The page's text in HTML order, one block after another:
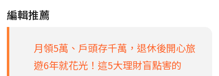
編輯推薦
月領5萬、戶頭存千萬，退休後開心旅
遊6年就花光！這5大理財盲點害的